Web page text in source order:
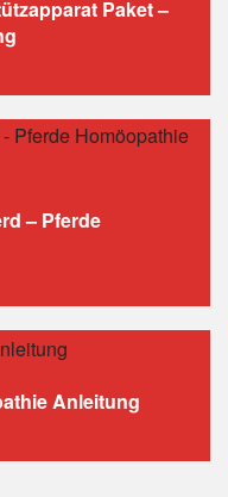
Paket –
– Pferde
Anleitung